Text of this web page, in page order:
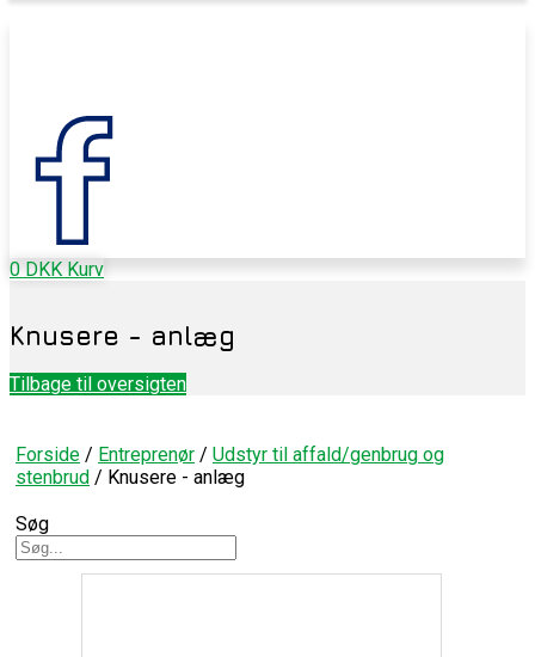
0 DKK Kurv
Knusere - anlæg
Tilbage til oversigten
Forside / Entreprenør / Udstyr til affald/genbrug og
stenbrud / Knusere - anlæg
Søg